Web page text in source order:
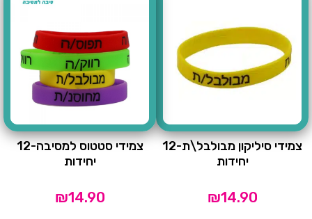
צמידי סיליקון מבולבל\ת-12
יחידות
₪14.90
צמידי סטטוס למסיבה-12
יחידות
₪14.90